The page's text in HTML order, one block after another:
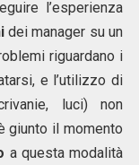
l’esperienza
dei manager su un
riguardano i
e l’utilizzo di
luci) non
giunto il momento
a questa modalità